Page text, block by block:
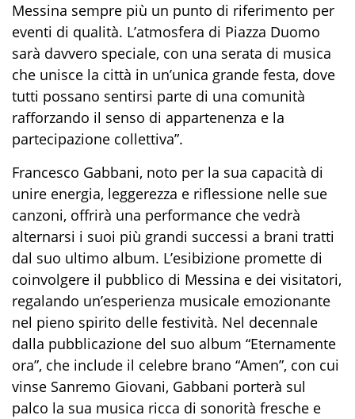
Messina sempre più un punto di riferimento per
eventi di qualità. L’atmosfera di Piazza Duomo
sarà davvero speciale, con una serata di musica
che unisce la città in un’unica grande festa, dove
tutti possano sentirsi parte di una comunità
rafforzando il senso di appartenenza e la
partecipazione collettiva”.
Francesco Gabbani, noto per la sua capacità di
unire energia, leggerezza e riflessione nelle sue
canzoni, offrirà una performance che vedrà
alternarsi i suoi più grandi successi a brani tratti
dal suo ultimo album. L’esibizione promette di
coinvolgere il pubblico di Messina e dei visitatori,
regalando un’esperienza musicale emozionante
nel pieno spirito delle festività. Nel decennale
dalla pubblicazione del suo album “Eternamente
ora”, che include il celebre brano “Amen”, con cui
vinse Sanremo Giovani, Gabbani porterà sul
palco la sua musica ricca di sonorità fresche e